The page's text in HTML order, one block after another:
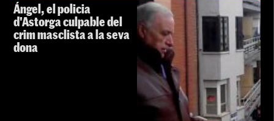
Ángel, el policia
d'Astorga culpable del
crim masclista a la seva
dona